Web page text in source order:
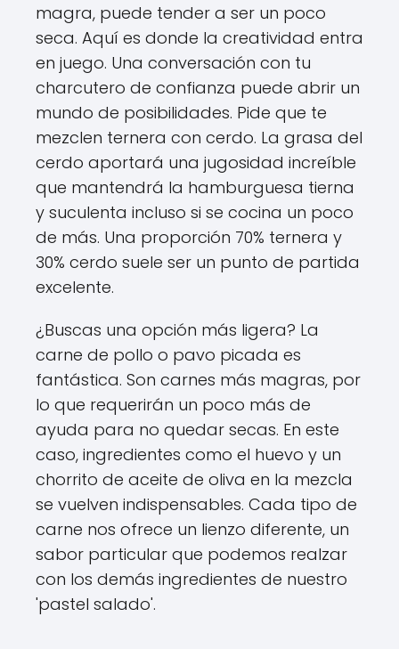
magra, puede tender a ser un poco
seca. Aquí es donde la creatividad entra
en juego. Una conversación con tu
charcutero de confianza puede abrir un
mundo de posibilidades. Pide que te
mezclen ternera con cerdo. La grasa del
cerdo aportará una jugosidad increíble
que mantendrá la hamburguesa tierna
y suculenta incluso si se cocina un poco
de más. Una proporción 70% ternera y
30% cerdo suele ser un punto de partida
excelente.
¿Buscas una opción más ligera? La
carne de pollo o pavo picada es
fantástica. Son carnes más magras, por
lo que requerirán un poco más de
ayuda para no quedar secas. En este
caso, ingredientes como el huevo y un
chorrito de aceite de oliva en la mezcla
se vuelven indispensables. Cada tipo de
carne nos ofrece un lienzo diferente, un
sabor particular que podemos realzar
con los demás ingredientes de nuestro
'pastel salado'.